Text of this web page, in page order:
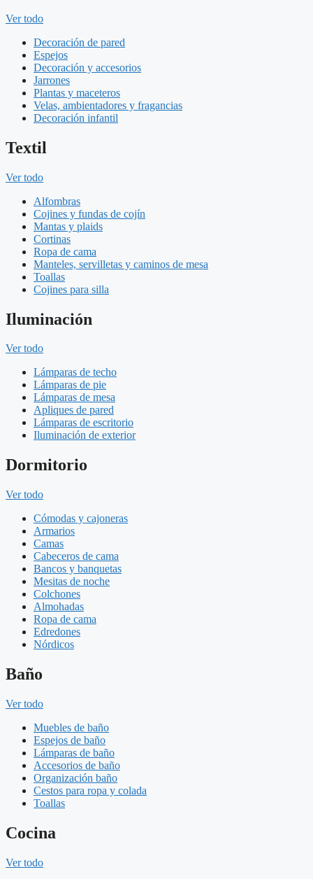
Ver todo
Decoración de pared
Espejos
Decoración y accesorios
Jarrones
Plantas y maceteros
Velas, ambientadores y fragancias
Decoración infantil
Textil
Ver todo
Alfombras
Cojines y fundas de cojín
Mantas y plaids
Cortinas
Ropa de cama
Manteles, servilletas y caminos de mesa
Toallas
Cojines para silla
Iluminación
Ver todo
Lámparas de techo
Lámparas de pie
Lámparas de mesa
Apliques de pared
Lámparas de escritorio
Iluminación de exterior
Dormitorio
Ver todo
Cómodas y cajoneras
Armarios
Camas
Cabeceros de cama
Bancos y banquetas
Mesitas de noche
Colchones
Almohadas
Ropa de cama
Edredones
Nórdicos
Baño
Ver todo
Muebles de baño
Espejos de baño
Lámparas de baño
Accesorios de baño
Organización baño
Cestos para ropa y colada
Toallas
Cocina
Ver todo